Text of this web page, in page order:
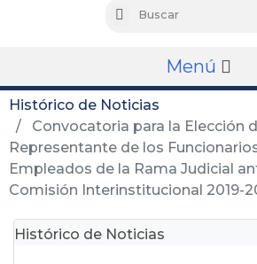
Buscar
Menú
Histórico de Noticias
Convocatoria para la Elección
Representante de los
Empleados de la Rama Judicial
Comisión Interinstitucional 2019-
Histórico de Noticias